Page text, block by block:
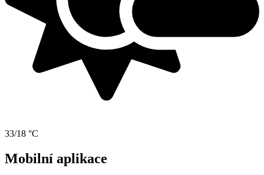
33/18 °C
Mobilní aplikace